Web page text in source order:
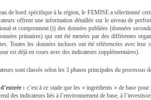
de bord spécifique à la région, le FEMISE a sélectionné
offrent une information détaillée sur le niveau de
et comprennent (i) des données publiées (données
primaires) qui ont été menées par des différentes
Toutes les données incluses ont été référencées avec
est déjà en cours avec des indicateurs supplémentaires).
sont classés selon les 3 phases principales du processus
: c’est à ce stade que les « ingrédients » de base
des indicateurs liés à l’environnement de base, à